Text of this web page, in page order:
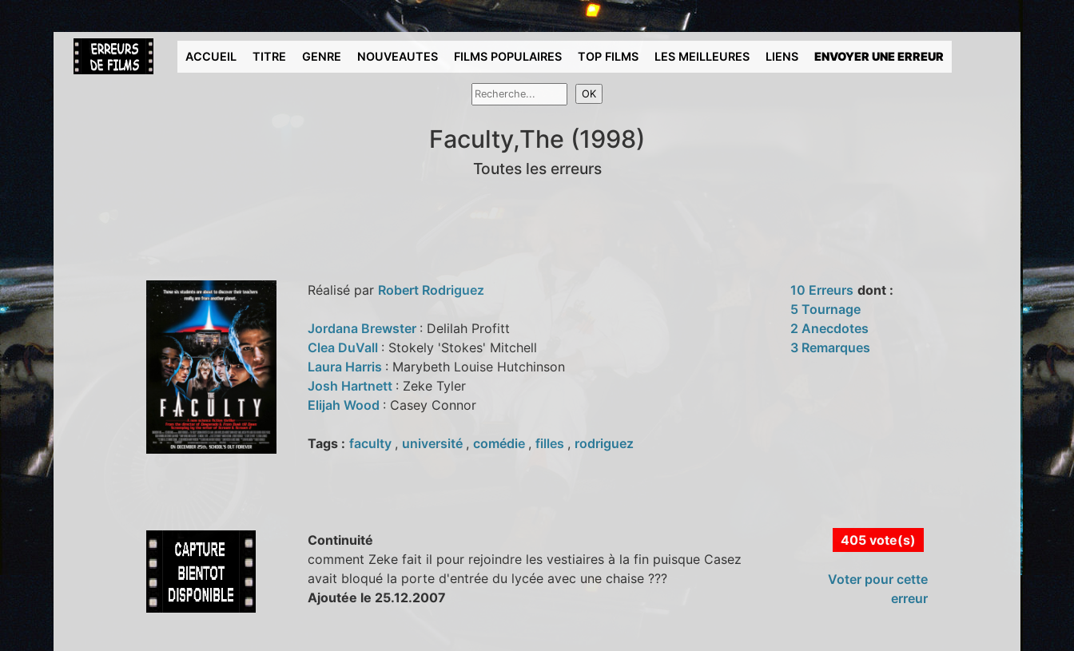
ACCUEIL TITRE GENRE NOUVEAUTES FILMS POPULAIRES TOP FILMS LES MEILLEURES LIENS ENVOYER UNE ERREUR
Faculty,The (1998)
Toutes les erreurs
Réalisé par Robert Rodriguez
Jordana Brewster : Delilah Profitt
Clea DuVall : Stokely 'Stokes' Mitchell
Laura Harris : Marybeth Louise Hutchinson
Josh Hartnett : Zeke Tyler
Elijah Wood : Casey Connor
Tags : faculty , université , comédie , filles , rodriguez
10 Erreurs dont :
5 Tournage
2 Anecdotes
3 Remarques
Continuité
comment Zeke fait il pour rejoindre les vestiaires à la fin puisque Casez
avait bloqué la porte d'entrée du lycée avec une chaise ???
Ajoutée le 25.12.2007
405 vote(s)
Voter pour cette
erreur